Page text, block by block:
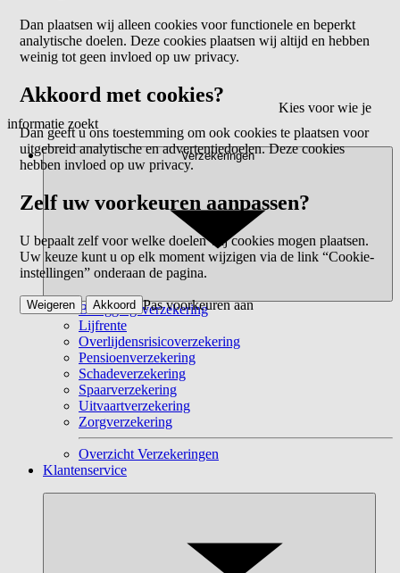
Kies voor wie je
informatie zoekt
Verzekeringen
Beleggingsverzekering
Lijfrente
Overlijdensrisicoverzekering
Pensioenverzekering
Schadeverzekering
Spaarverzekering
Uitvaartverzekering
Zorgverzekering
Overzicht Verzekeringen
Klantenservice
Dan plaatsen wij alleen cookies voor functionele en beperkt
analytische doelen. Deze cookies plaatsen wij altijd en hebben
weinig tot geen invloed op uw privacy.
Akkoord met cookies?
Dan geeft u ons toestemming om ook cookies te plaatsen voor
uitgebreid analytische en advertentiedoelen. Deze cookies
hebben invloed op uw privacy.
Zelf uw voorkeuren aanpassen?
U bepaalt zelf voor welke doelen wij cookies mogen plaatsen.
Uw keuze kunt u op elk moment wijzigen via de link “Cookie-
instellingen” onderaan de pagina.
Pas voorkeuren aan
Weigeren Akkoord